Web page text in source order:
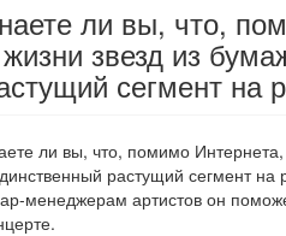
ли вы, что,
звезд из
сегмент на
ли вы, что, помимо
растущий сегмент
менеджерам артистов он